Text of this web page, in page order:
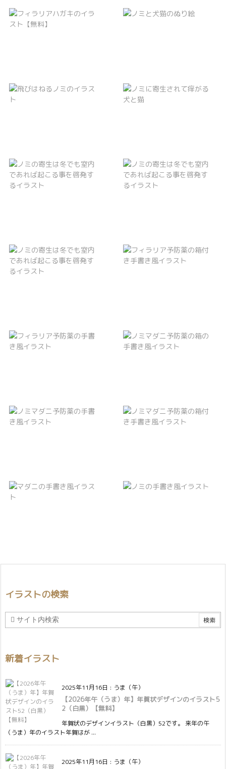
イラストの検索
新着イラスト
2025年11月16日 : うま（午）
【2026年午（うま）年】年賀状デザインのイラスト5
2（白黒）【無料】
年賀状のデザインイラスト（白黒）52です。 来年の午
（うま）年のイラスト年賀はが ...
2025年11月16日 : うま（午）